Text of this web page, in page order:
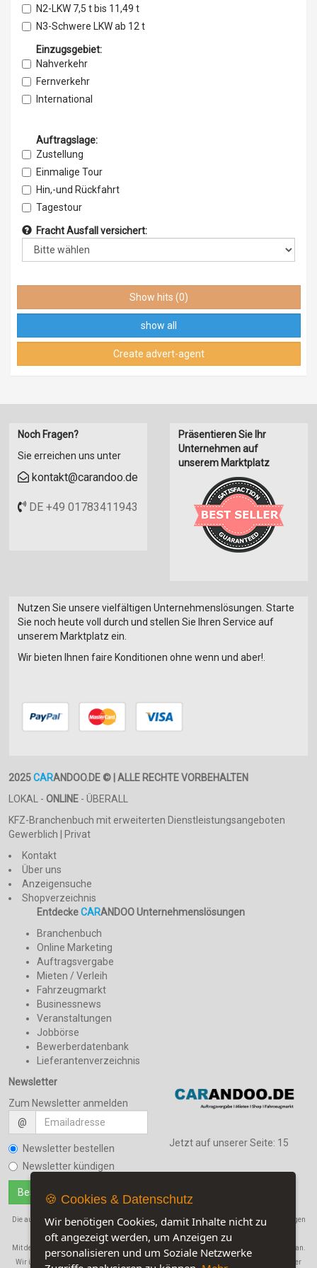
Island
Liechtenstein
Norwegen
Tschechische Republik,
Ungarn
Zypern
Island
Norwegen
Bauschutttransporte
Silotransporte
Tanktransporte
Kühltransporte
Gefahrguttransporte
Castor-Transporte
N2-LKW 7,5 t bis 11,49 t
N3-Schwere LKW ab 12 t
N3-Sattelzüge bis 40 t oder 44 t
Einzugsgebiet:
Nahverkehr
Fernverkehr
International
Auftragslage:
Zustellung
Einmalige Tour
Hin,-und Rückfahrt
Tagestour
Wochentlich
Monatlich
Fester Auftrag
Fracht Ausfall versichert:
Show hits (0)
show all
Create advert-agent
Noch Fragen?
Sie erreichen uns unter
kontakt@carandoo.de
DE +49 01783411943
Präsentieren Sie Ihr
Unternehmen auf
unserem Marktplatz
Nutzen Sie unsere vielfältigen Unternehmenslösungen. Starte
Sie noch heute voll durch und stellen Sie Ihren Service auf
unserem Marktplatz ein.
Wir bieten Ihnen faire Konditionen ohne wenn und aber!.
2025CARANDOO.DE © | ALLE RECHTE VORBEHALTEN
LOKAL - ONLINE - ÜBERALL
KFZ-Branchenbuch mit erweiterten Dienstleistungsangeboten
Gewerblich | Privat
Kontakt
Über uns
Anzeigensuche
Shopverzeichnis
EntdeckeCARANDOO Unternehmenslösungen
Branchenbuch
Online Marketing
Auftragsvergabe
Mieten / Verleih
Fahrzeugmarkt
Businessnews
Veranstaltungen
Jobbörse
Bewerberdatenbank
Lieferantenverzeichnis
Newsletter
Zum Newsletter anmelden
@
Newsletter bestellen
Newsletter kündigen
Jetzt auf unserer Seite: 15
Die auf dieser Seite verwendeten Produktbezeichnungen, Namen und Warenbezeichnungen
sind Eigentum der jeweiligen Firmen.
Mit der Benutzung dieser Seite erkennen Sie unsere
AGB und die Datenschutzerklärung
an.
Wir übernehmen in keinem Fall eine Haftung für Schäden, die durch den Gebrauch dieser
🍪 Cookies & Datenschutz
Wir benötigen Cookies, damit Inhalte nicht zu
oft angezeigt werden, um Anzeigen zu
personalisieren und um Soziale Netzwerke